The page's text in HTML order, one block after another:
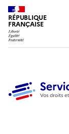
RÉPUBLIQUE
FRANÇAISE